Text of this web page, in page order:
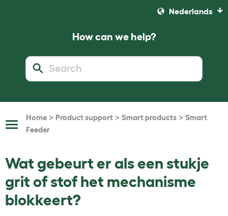
Nederlands
How can we help?
Toggle
Home > Product support > Smart products > Smart
Feeder
Wat gebeurt er als een stukje
grit of stof het mechanisme
blokkeert?